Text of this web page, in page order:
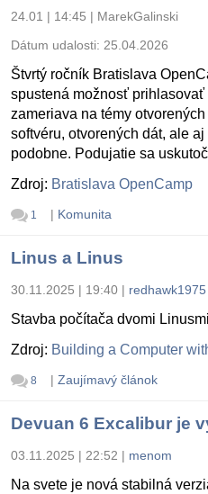
24.01 | 14:45 | MarekGalinski
Dátum udalosti: 25.04.2026
Štvrtý ročník Bratislava
spustená možnosť
zameriava na témy
softvéru, otvorených dát, ale
podobne. Podujatie sa
Zdroj: Bratislava OpenCamp
1 | Komunita
Linus a Linus
30.11.2025 | 19:40 | redhawk1975
Stavba počítača dvomi Linusmi
Zdroj: Building a Computer
8 | Zaujímavý článok
Devuan 6 Excalibur je
03.11.2025 | 22:52 | menom
Na svete je nová stabilná